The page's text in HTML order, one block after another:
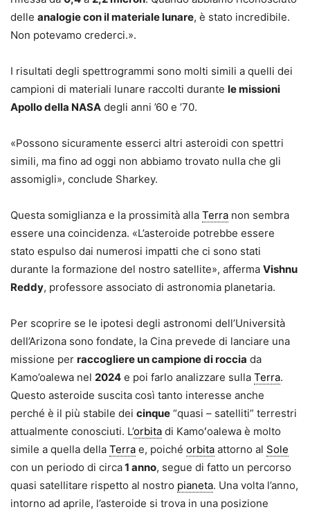
delle analogie con il materiale lunare, è stato incredibile.
Non potevamo crederci.».
I risultati degli spettrogrammi sono molti simili a quelli dei
campioni di materiali lunare raccolti durante le missioni
Apollo della NASA degli anni ’60 e ’70.
«Possono sicuramente esserci altri asteroidi con spettri
simili, ma fino ad oggi non abbiamo trovato nulla che gli
assomigli», conclude Sharkey.
Questa somiglianza e la prossimità alla Terra non sembra
essere una coincidenza. «L’asteroide potrebbe essere
stato espulso dai numerosi impatti che ci sono stati
durante la formazione del nostro satellite», afferma Vishnu
Reddy, professore associato di astronomia planetaria.
Per scoprire se le ipotesi degli astronomi dell’Università
dell’Arizona sono fondate, la Cina prevede di lanciare una
missione per raccogliere un campione di roccia da
Kamo’oalewa nel 2024 e poi farlo analizzare sulla Terra.
Questo asteroide suscita così tanto interesse anche
perché è il più stabile dei cinque “quasi – satelliti” terrestri
attualmente conosciuti. L’orbita di Kamoʻoalewa è molto
simile a quella della Terra e, poiché orbita attorno al Sole
con un periodo di circa1 anno, segue di fatto un percorso
quasi satellitare rispetto al nostro pianeta. Una volta l’anno,
intorno ad aprile, l’asteroide si trova in una posizione